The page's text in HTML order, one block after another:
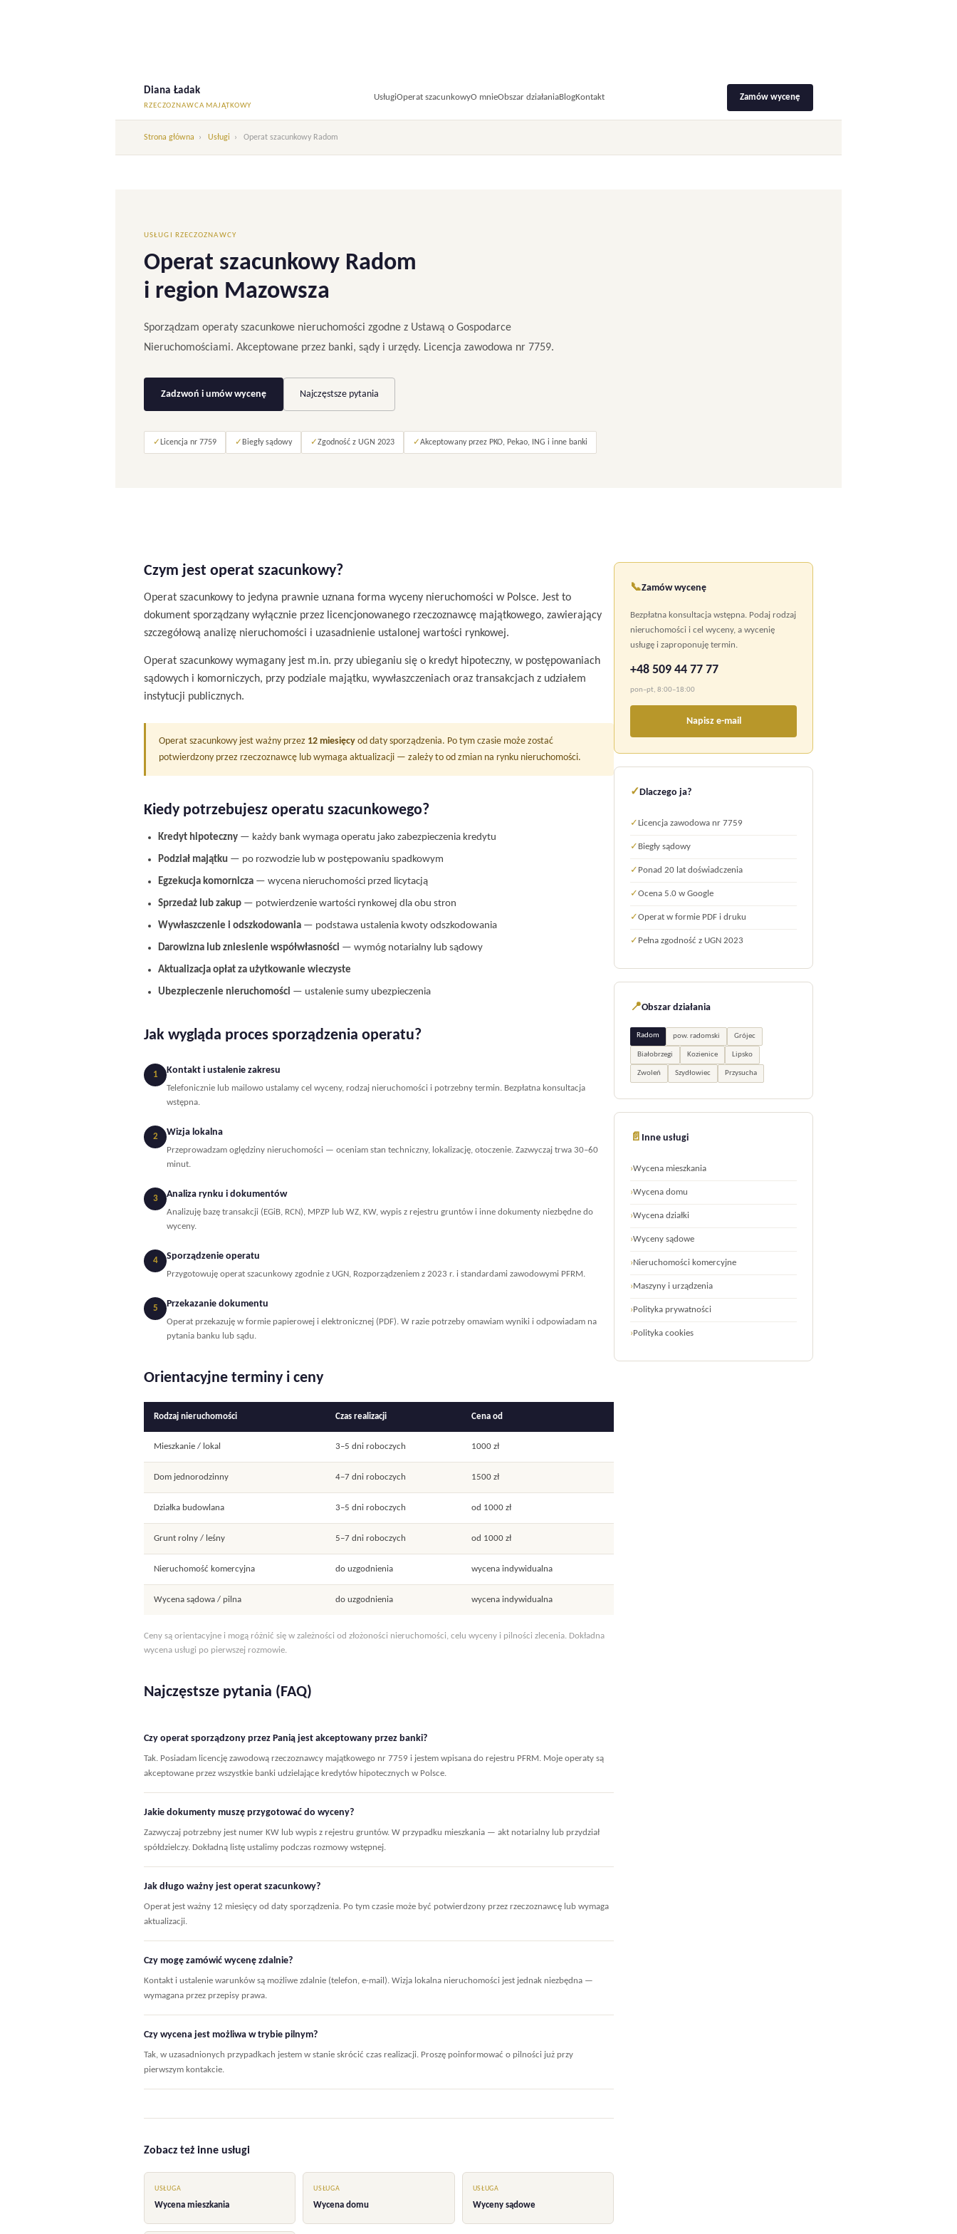
Diana Ładak
RZECZOZNAWCA MAJĄTKOWY
UsługiOperat szacunkowyO mnieObszar działaniaBlogKontakt Zamów wycenę
Strona główna › Usługi › Operat szacunkowy Radom
USŁUGI RZECZOZNAWCY
Operat szacunkowy Radom
i region Mazowsza
Sporządzam operaty szacunkowe nieruchomości zgodne z Ustawą o Gospodarce
Nieruchomościami. Akceptowane przez banki, sądy i urzędy. Licencja zawodowa nr 7759.
Zadzwoń i umów wycenę Najczęstsze pytania
✓ Licencja nr 7759 ✓ Biegły sądowy ✓Zgodność z UGN 2023 ✓Akceptowany przez PKO, Pekao, ING i inne banki
Czym jest operat szacunkowy?
Operat szacunkowy to jedyna prawnie uznana forma wyceny nieruchomości w Polsce. Jest to
dokument sporządzany wyłącznie przez licencjonowanego rzeczoznawcę majątkowego, zawierający
szczegółową analizę nieruchomości i uzasadnienie ustalonej wartości rynkowej.
Operat szacunkowy wymagany jest m.in. przy ubieganiu się o kredyt hipoteczny, w postępowaniach
sądowych i komorniczych, przy podziale majątku, wywłaszczeniach oraz transakcjach z udziałem
instytucji publicznych.
Operat szacunkowy jest ważny przez 12 miesięcy od daty sporządzenia. Po tym czasie może zostać
potwierdzony przez rzeczoznawcę lub wymaga aktualizacji — zależy to od zmian na rynku nieruchomości.
Kiedy potrzebujesz operatu szacunkowego?
Kredyt hipoteczny — każdy bank wymaga operatu jako zabezpieczenia kredytu
Podział majątku — po rozwodzie lub w postępowaniu spadkowym
Egzekucja komornicza — wycena nieruchomości przed licytacją
Sprzedaż lub zakup — potwierdzenie wartości rynkowej dla obu stron
Wywłaszczenie i odszkodowania — podstawa ustalenia kwoty odszkodowania
Darowizna lub zniesienie współwłasności — wymóg notarialny lub sądowy
Aktualizacja opłat za użytkowanie wieczyste
Ubezpieczenie nieruchomości — ustalenie sumy ubezpieczenia
Jak wygląda proces sporządzenia operatu?
1 Kontakt i ustalenie zakresu
Telefonicznie lub mailowo ustalamy cel wyceny, rodzaj nieruchomości i potrzebny termin. Bezpłatna konsultacja
wstępna.
2 Wizja lokalna
Przeprowadzam oględziny nieruchomości — oceniam stan techniczny, lokalizację, otoczenie. Zazwyczaj trwa 30–60
minut.
3 Analiza rynku i dokumentów
Analizuję bazę transakcji (EGiB, RCN), MPZP lub WZ, KW, wypis z rejestru gruntów i inne dokumenty niezbędne do
wyceny.
4 Sporządzenie operatu
Przygotowuję operat szacunkowy zgodnie z UGN, Rozporządzeniem z 2023 r. i standardami zawodowymi PFRM.
5 Przekazanie dokumentu
Operat przekazuję w formie papierowej i elektronicznej (PDF). W razie potrzeby omawiam wyniki i odpowiadam na
pytania banku lub sądu.
Orientacyjne terminy i ceny
Rodzaj nieruchomości Czas realizacji Cena od
Mieszkanie / lokal 3–5 dni roboczych 1000 zł
Dom jednorodzinny 4–7 dni roboczych 1500 zł
Działka budowlana 3–5 dni roboczych od 1000 zł
Grunt rolny / leśny 5–7 dni roboczych od 1000 zł
Nieruchomość komercyjna do uzgodnienia wycena indywidualna
Wycena sądowa / pilna do uzgodnienia wycena indywidualna
Ceny są orientacyjne i mogą różnić się w zależności od złożoności nieruchomości, celu wyceny i pilności zlecenia. Dokładna
wycena usługi po pierwszej rozmowie.
Najczęstsze pytania (FAQ)
Czy operat sporządzony przez Panią jest akceptowany przez banki?
Tak. Posiadam licencję zawodową rzeczoznawcy majątkowego nr 7759 i jestem wpisana do rejestru PFRM. Moje operaty są
akceptowane przez wszystkie banki udzielające kredytów hipotecznych w Polsce.
Jakie dokumenty muszę przygotować do wyceny?
Zazwyczaj potrzebny jest numer KW lub wypis z rejestru gruntów. W przypadku mieszkania — akt notarialny lub przydział
spółdzielczy. Dokładną listę ustalimy podczas rozmowy wstępnej.
Jak długo ważny jest operat szacunkowy?
Operat jest ważny 12 miesięcy od daty sporządzenia. Po tym czasie może być potwierdzony przez rzeczoznawcę lub wymaga
aktualizacji.
Czy mogę zamówić wycenę zdalnie?
Kontakt i ustalenie warunków są możliwe zdalnie (telefon, e-mail). Wizja lokalna nieruchomości jest jednak niezbędna —
wymagana przez przepisy prawa.
Czy wycena jest możliwa w trybie pilnym?
Tak, w uzasadnionych przypadkach jestem w stanie skrócić czas realizacji. Proszę poinformować o pilności już przy
pierwszym kontakcie.
Zobacz też inne usługi
USŁUGA
Wycena mieszkania
USŁUGA
Wycena domu
USŁUGA
Wyceny sądowe
📞Zamów wycenę
Bezpłatna konsultacja wstępna. Podaj rodzaj
nieruchomości i cel wyceny, a wycenię
usługę i zaproponuję termin.
+48 509 44 77 77
pon–pt, 8:00–18:00
Napisz e-mail
✓Dlaczego ja?
✓ Licencja zawodowa nr 7759
✓ Biegły sądowy
✓ Ponad 20 lat doświadczenia
✓Ocena 5.0 w Google
✓Operat w formie PDF i druku
✓ Pełna zgodność z UGN 2023
📍Obszar działania
Radom pow. radomski Grójec
Białobrzegi Kozienice Lipsko
Zwoleń Szydłowiec Przysucha
📄 Inne usługi
›Wycena mieszkania
›Wycena domu
›Wycena działki
›Wyceny sądowe
›Nieruchomości komercyjne
›Maszyny i urządzenia
›Polityka prywatności
›Polityka cookies